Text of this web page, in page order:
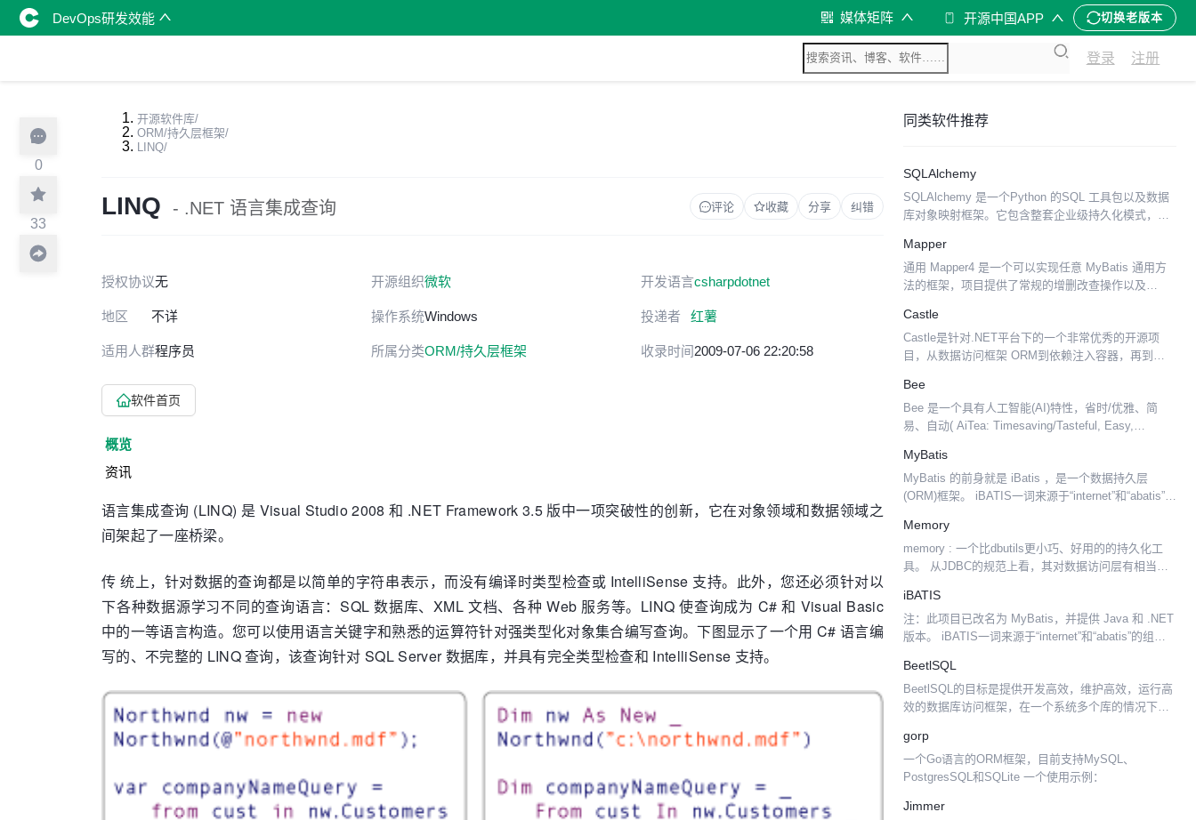
DevOps研发效能 媒体矩阵 开源中国APP 切换老版本
登录 注册
0
33
开源软件库/
ORM/持久层框架/
LINQ/
LINQ - .NET 语言集成查询 评论 收藏 分享 纠错
授权协议无 开源组织微软 开发语言csharpdotnet
地区 不详 操作系统Windows 投递者 红薯
适用人群程序员 所属分类ORM/持久层框架 收录时间2009-07-06 22:20:58
软件首页
概览
资讯
语言集成查询 (LINQ) 是 Visual Studio 2008 和 .NET Framework 3.5 版中一项突破性的创新，它在对象领域和数据领域之
间架起了一座桥梁。
传 统上，针对数据的查询都是以简单的字符串表示，而没有编译时类型检查或 IntelliSense 支持。此外，您还必须针对以
下各种数据源学习不同的查询语言：SQL 数据库、XML 文档、各种 Web 服务等。LINQ 使查询成为 C# 和 Visual Basic
中的一等语言构造。您可以使用语言关键字和熟悉的运算符针对强类型化对象集合编写查询。下图显示了一个用 C# 语言编
写的、不完整的 LINQ 查询，该查询针对 SQL Server 数据库，并具有完全类型检查和 IntelliSense 支持。
同类软件推荐
SQLAlchemy
SQLAlchemy 是一个Python 的SQL 工具包以及数据
库对象映射框架。它包含整套企业级持久化模式，专
Mapper
通用 Mapper4 是一个可以实现任意 MyBatis 通用方
法的框架，项目提供了常规的增删改查操作以及
MyBatis 使用中 90%...
Castle
Castle是针对.NET平台下的一个非常优秀的开源项
目，从数据访问框架 ORM到依赖注入容器，再到
程中的所有东西，为我们快速的构建企业级的应用程
序提...
Bee
Bee 是一个具有人工智能(AI)特性，省时/优雅、简
易、自动( AiTea: Timesaving/Tasteful, Easy,
思...
MyBatis
MyBatis 的前身就是 iBatis ，是一个数据持久层
(ORM)框架。 iBATIS一词来源于“internet”和“abatis”的
持久...
Memory
memory : 一个比dbutils更小巧、好用的的持久化工
具。 从JDBC的规范上看，其对数据访问层有相当简
(statement)、3结果集(r...
iBATIS
注：此项目已改名为 MyBatis，并提供 Java 和 .NET
版本。 iBATIS一词来源于“internet”和“abatis”的组
BeetlSQL
BeetlSQL的目标是提供开发高效，维护高效，运行高
效的数据库访问框架，在一个系统多个库的情况下，
据库：MySQL (包括支持MySQL协议的各种数据...
gorp
一个Go语言的ORM框架，目前支持MySQL、
PostgresSQL和SQLite 一个使用示例：
Jimmer